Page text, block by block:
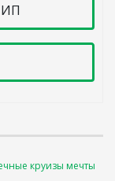
круизы мечты